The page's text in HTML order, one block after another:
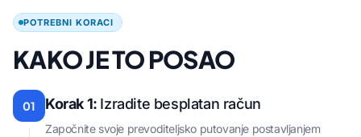
POTREBNI KORACI
KAKO JE TO POSAO
01 Korak 1: Izradite besplatan račun
Započnite svoje prevoditeljsko putovanje postavljanjem